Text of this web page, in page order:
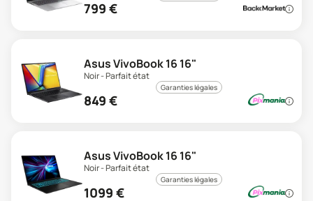
799 €
Asus VivoBook 16 16"
Noir - Parfait état
Garanties légales
849 €
Asus VivoBook 16 16"
Noir - Parfait état
Garanties légales
1099 €